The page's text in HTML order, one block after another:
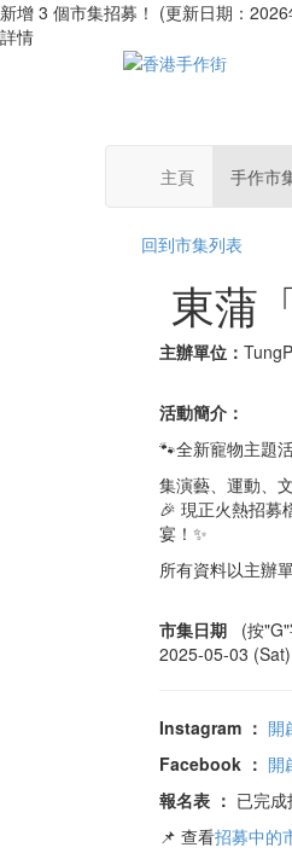
新增 3 個市集招募！ (更新日期：
詳情
主頁
手作市
回到市集列表
東蒲
主辦單位：
活動簡介：
🐾全新寵物主題
集演藝、運動、
🎉 現正火熱招募
宴！✨
所有資料以主辦
市集日期
(按
2025-05-03
Instagram ： 開
Facebook ： 開
報名表 ： 已完成
📌 查看招募中的